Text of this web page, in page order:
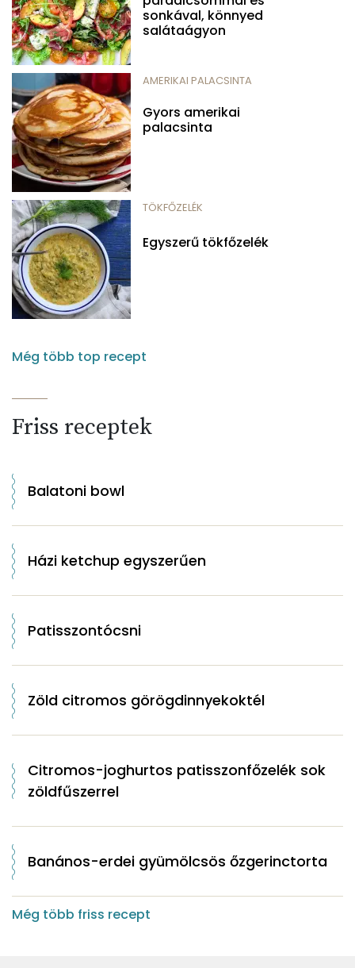
sonkával, könnyed
salátaágyon
AMERIKAI PALACSINTA
Gyors amerikai
palacsinta
TÖKFŐZELÉK
Egyszerű tökfőzelék
Még több top recept
Friss receptek
Balatoni bowl
Házi ketchup egyszerűen
Patisszontócsni
Zöld citromos görögdinnyekoktél
Citromos-joghurtos patisszonfőzelék sok
zöldfűszerrel
Banános-erdei gyümölcsös őzgerinctorta
Még több friss recept